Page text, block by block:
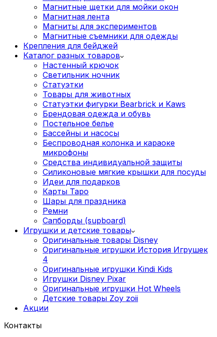
Магнитные щетки для мойки окон
Магнитная лента
Магниты для экспериментов
Магнитные съемники для одежды
Крепления для бейджей
Каталог разных товаров
Настенный крючок
Светильник ночник
Статуэтки
Товары для животных
Статуэтки фигурки Bearbrick и Kaws
Брендовая одежда и обувь
Постельное белье
Бассейны и насосы
Беспроводная колонка и караоке
микрофоны
Средства индивидуальной защиты
Силиконовые мягкие крышки для посуды
Идеи для подарков
Карты Таро
Шары для праздника
Ремни
Сапборды (supboard)
Игрушки и детские товары
Оригинальные товары Disney
Оригинальные игрушки История Игрушек
4
Оригинальные игрушки Kindi Kids
Игрушки Disney Pixar
Оригинальные игрушки Hot Wheels
Детские товары Zoy zoii
Акции
Контакты